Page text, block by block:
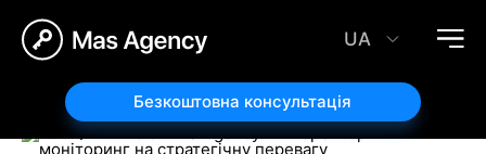
UA
Безкоштовна консультація
бізнесу отримати більше результатів у Facebook
та Instagram
07.11.2025
Автор статті:
Роман Кащук